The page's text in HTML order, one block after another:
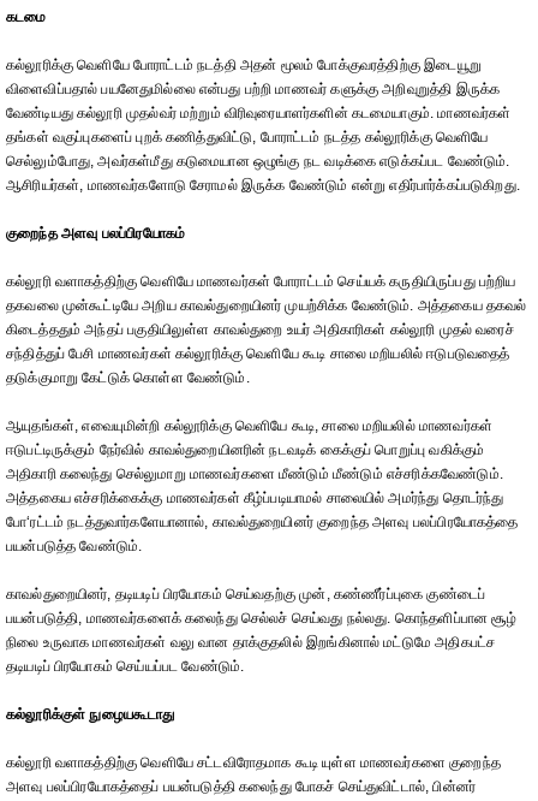
கடமை
கல்லூரிக்கு வெளியே போராட்டம் நடத்தி அதன் மூலம் போக்குவரத்திற்கு இடையூறு
விளைவிப்பதால் பயனேதுமில்லை என்பது பற்றி மாணவர் களுக்கு அறிவுறுத்தி இருக்க
வேண்டியது கல்லூரி முதல்வர் மற்றும் விரிவுரையாளர்களின் கடமையாகும். மாணவர்கள்
தங்கள் வகுப்புகளைப் புறக் கணித்துவிட்டு, போராட்டம் நடத்த கல்லூரிக்கு வெளியே
செல்லும்போது, அவர்கள்மீது கடுமையான ஒழுங்கு நட வடிக்கை எடுக்கப்பட வேண்டும்.
ஆசிரியர்கள், மாணவர்களோடு சேராமல் இருக்க வேண்டும் என்று எதிர்பார்க்கப்படுகிறது.
குறைந்த அளவு பலப்பிரயோகம்
கல்லூரி வளாகத்திற்கு வெளியே மாணவர்கள் போராட்டம் செய்யக் கருதியிருப்பது பற்றிய
தகவலை முன்கூட்டியே அறிய காவல்துறையினர் முயற்சிக்க வேண்டும். அத்தகைய தகவல்
கிடைத்ததும் அந்தப் பகுதியிலுள்ள காவல்துறை உயர் அதிகாரிகள் கல்லூரி முதல் வரைச்
சந்தித்துப் பேசி மாணவர்கள் கல்லூரிக்கு வெளியே கூடி சாலை மறியலில் ஈடுபடுவதைத்
தடுக்குமாறு கேட்டுக் கொள்ள வேண்டும்.
ஆயுதங்கள், எவையுமின்றி கல்லூரிக்கு வெளியே கூடி, சாலை மறியலில் மாணவர்கள்
ஈடுபட்டிருக்கும் நேர்வில் காவல்துறையினரின் நடவடிக் கைக்குப் பொறுப்பு வகிக்கும்
அதிகாரி கலைந்து செல்லுமாறு மாணவர்களை மீண்டும் மீண்டும் எச்சரிக்கவேண்டும்.
அத்தகைய எச்சரிக்கைக்கு மாணவர்கள் கீழ்ப்படியாமல் சாலையில் அமர்ந்து தொடர்ந்து
போ‘ரட்டம் நடத்துவார்களேயானால், காவல்துறையினர் குறைந்த அளவு பலப்பிரயோகத்தை
பயன்படுத்த வேண்டும்.
காவல்துறையினர், தடியடிப் பிரயோகம் செய்வதற்கு முன், கண்ணீர்ப்புகை குண்டைப்
பயன்படுத்தி, மாணவர்களைக் கலைந்து செல்லச் செய்வது நல்லது. கொந்தளிப்பான சூழ்
நிலை உருவாக மாணவர்கள் வலு வான தாக்குதலில் இறங்கினால் மட்டுமே அதிகபட்ச
தடியடிப் பிரயோகம் செய்யப்பட வேண்டும்.
கல்லூரிக்குள் நுழையகூடாது
கல்லூரி வளாகத்திற்கு வெளியே சட்டவிரோதமாக கூடி யுள்ள மாணவர்களை குறைந்த
அளவு பலப்பிரயோகத்தைப் பயன்படுத்தி கலைந்து போகச் செய்துவிட்டால், பின்னர்